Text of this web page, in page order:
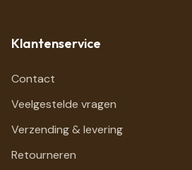
Klantenservice
Contact
Veelgestelde vragen
Verzending & levering
Retourneren